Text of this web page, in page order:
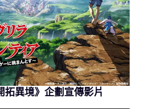
拓異境》企劃宣傳影片